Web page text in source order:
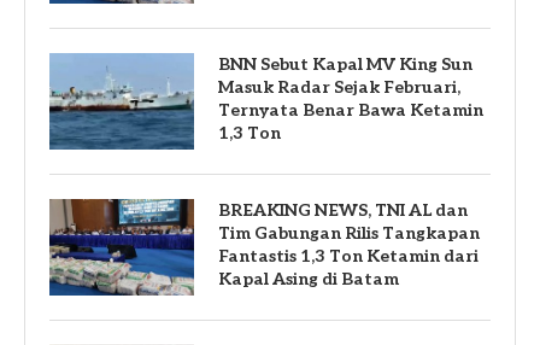
BNN Sebut Kapal MV King Sun
Masuk Radar Sejak Februari,
Ternyata Benar Bawa Ketamin
1,3 Ton
BREAKING NEWS, TNI AL dan
Tim Gabungan Rilis Tangkapan
Fantastis 1,3 Ton Ketamin dari
Kapal Asing di Batam